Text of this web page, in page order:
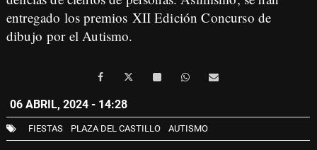
entregado los premios XII Edición Concurso de
dibujo por el Autismo.
06 ABRIL, 2024 - 14:28
FIESTAS PLAZA DEL CASTILLO AUTISMO